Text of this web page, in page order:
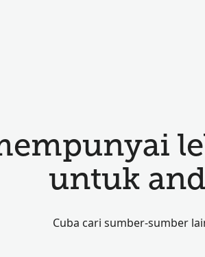
untuk
Cuba cari sumber-sumber